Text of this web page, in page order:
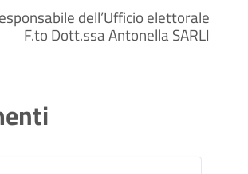
dell’Ufficio elettorale
F.to Dott.ssa Antonella SARLI